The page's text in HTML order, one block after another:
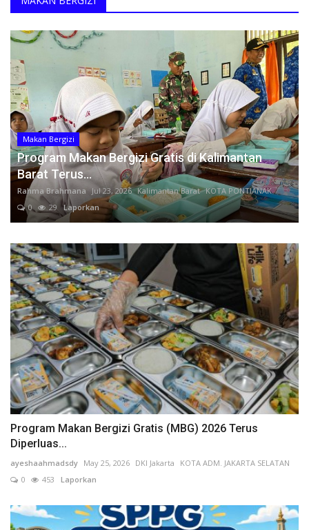
Kesehatan
Layanan Publik
Perempuan/Anak
APKOMINDO dan APTIKNAS Siap Bersinergi Sukseskan Indonesia Application Summit (IN-APPS) 2026, Mendorong Indonesia Menjadi Pusat Inovasi Aplikasi Digital Dunia
APKOMINDO dan APTIKNAS Banten Bersama Kadin Indonesia Institut dan Kadin Pelabuhan Perkuat Kolaborasi Pengembangan SDM Digital Sektor Kepelabuhanan dan Industri di Banten
APKOMINDO dan APTIKNAS Dukung DTI-CX 2026, Perkuat Kolaborasi Transformasi Digital Nasional
Empat Tahun Berturut-turut Masuk Top 100 Indonesian Law Firms, Mustika Raja Law Office Perkuat Peran sebagai Mitra Strategis Dunia Usaha
APKOMINDO dan APTIKNAS Dukung Pembentukan Konsorsium Nasional AI Humanoid Indonesia, Dorong Kolaborasi, Standarisasi, dan Aspek Safety Menuju Indonesia sebagai Pemain Global
Ketua Umum APKOMINDO: HUT Bhayangkara ke-80 Momentum Memperkuat Penegakan Hukum dan Keamanan Digital Menuju Indonesia Emas 2045
APKOMINDO, APTIKNAS, BSSN RI dan Yorindo Dorong Transformasi Digital Rumah Sakit melalui Roadshow Nasional AI Driven Secure & Efficient
PERATIN dan FH Universitas Tanjungpura Resmi Jalin Kerja Sama Strategis untuk Memperkuat Ekosistem Hukum Digital dan Pengembangan Profesi Advokat
Soegiharto Santoso Mengucapkan Selamat Hari Suci Galungan dan Kuningan 17 & 27 Juni 2026
Soegiharto Santoso Mengucapkan Selamat Tahun Baru Islam 1 Muharam 1448 Hijriah
Roadshow Nasional AI-Driven di Banten: APKOMINDO, APTIKNAS, KADIN, dan Yorindo Dorong Industri Manufaktur Bangun AI Mandiri serta Perkuat Ekosistem Keamanan Siber
Opini Sekjen PERATIN: Perkara Nadiem Makarim Kuat di Unsur Penyalahgunaan Wewenang, Namun Lemah di Bukti Aliran Dana Pribadi
Soft Launching NCC 2026, APTIKNAS Dorong Percepatan RUU KKS untuk Memperkuat Kedaulatan Digital Indonesia
Prof. Yanto: Kekeliruan Hukum Acara Bukan Pelanggaran Etik Hakim, Koreksi Dilakukan Melalui Upaya Hukum
Makan Bergizi
Program Makan Bergizi Gratis di Kalimantan
Barat Terus...
Rahma Brahmana Jul 23, 2026 Kalimantan Barat KOTA PONTIANAK
0
29 Laporkan
Program Makan Bergizi Gratis (MBG) 2026 Terus
Diperluas...
ayeshaahmadsdy May 25, 2026 DKI Jakarta
KOTA ADM. JAKARTA SELATAN
0
453 Laporkan